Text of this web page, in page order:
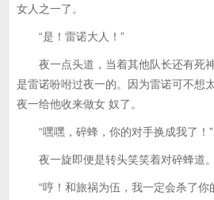
女人之一了。
“是！雷诺大人！”
夜一点头道，当着其他队长还有死
是雷诺吩咐过夜一的。因为雷诺可不想
夜一给他收来做女 奴了。
“嘿嘿，碎蜂，你的对手换成我了！”
夜一旋即便是转头笑笑着对碎蜂道。
“哼！和旅祸为伍，我一定会杀了你